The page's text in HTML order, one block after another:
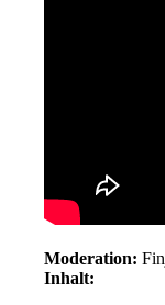
Moderation:
Inhalt: